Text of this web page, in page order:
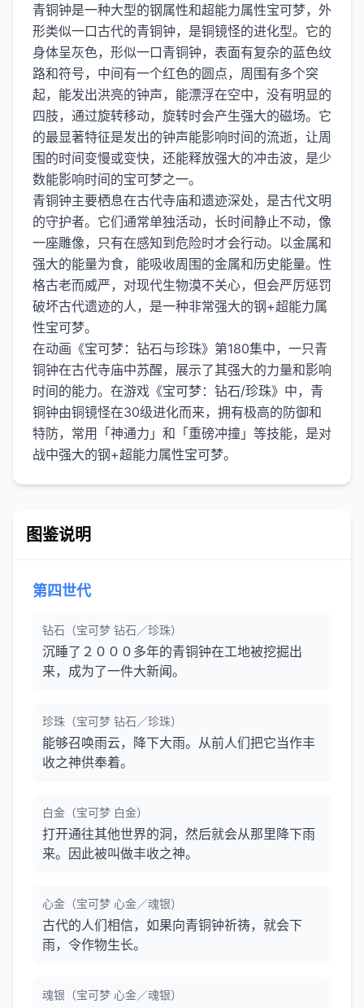
青铜钟是一种大型的钢属性和超能力属性宝可梦，外
形类似一口古代的青铜钟，是铜镜怪的进化型。它的
身体呈灰色，形似一口青铜钟，表面有复杂的蓝色纹
路和符号，中间有一个红色的圆点，周围有多个突
起，能发出洪亮的钟声，能漂浮在空中，没有明显的
四肢，通过旋转移动，旋转时会产生强大的磁场。它
的最显著特征是发出的钟声能影响时间的流逝，让周
围的时间变慢或变快，还能释放强大的冲击波，是少
数能影响时间的宝可梦之一。
青铜钟主要栖息在古代寺庙和遗迹深处，是古代文明
的守护者。它们通常单独活动，长时间静止不动，像
一座雕像，只有在感知到危险时才会行动。以金属和
强大的能量为食，能吸收周围的金属和历史能量。性
格古老而威严，对现代生物漠不关心，但会严厉惩罚
破坏古代遗迹的人，是一种非常强大的钢+超能力属
性宝可梦。
在动画《宝可梦：钻石与珍珠》第180集中，一只青
铜钟在古代寺庙中苏醒，展示了其强大的力量和影响
时间的能力。在游戏《宝可梦：钻石/珍珠》中，青
铜钟由铜镜怪在30级进化而来，拥有极高的防御和
特防，常用「神通力」和「重磅冲撞」等技能，是对
图鉴说明
第四世代
钻石（宝可梦 钻石／珍珠）
沉睡了２０００多年的青铜钟在工地被挖掘出
来，成为了一件大新闻。
珍珠（宝可梦 钻石／珍珠）
能够召唤雨云，降下大雨。从前人们把它当作丰
收之神供奉着。
白金（宝可梦 白金）
打开通往其他世界的洞，然后就会从那里降下雨
来。因此被叫做丰收之神。
心金（宝可梦 心金／魂银）
古代的人们相信，如果向青铜钟祈祷，就会下
雨，令作物生长。
魂银（宝可梦 心金／魂银）